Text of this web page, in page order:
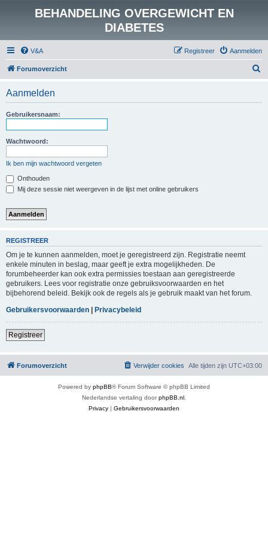
BEHANDELING OVERGEWICHT EN
DIABETES
V&A Aanmelden
Registreer
Forumoverzicht
Aanmelden
Gebruikersnaam:
Wachtwoord:
Ik ben mijn wachtwoord vergeten
Onthouden
Mij deze sessie niet weergeven in de lijst met online gebruikers
REGISTREER
Om je te kunnen aanmelden, moet je geregistreerd zijn. Registratie neemt
enkele minuten in beslag, maar geeft je extra mogelijkheden. De
forumbeheerder kan ook extra permissies toestaan aan geregistreerde
gebruikers. Lees voor registratie onze gebruiksvoorwaarden en het
bijbehorend beleid. Bekijk ook de regels als je gebruik maakt van het forum.
Gebruikersvoorwaarden | Privacybeleid
Registreer
Forumoverzicht Alle tijden zijn UTC+03:00
Verwijder cookies
Powered by phpBB® Forum Software © phpBB Limited
Nederlandse vertaling doorphpBB.nl
Privacy | Gebruikersvoorwaarden